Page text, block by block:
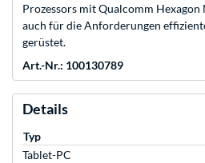
Prozessors mit Qualcomm Hexagon
auch für die Anforderungen
gerüstet.
Art.-Nr.: 100130789
Details
Typ
Tablet-PC